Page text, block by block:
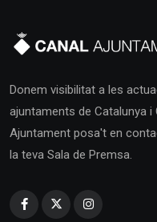
Donem visibilitat a les
ajuntaments de Catalunya
Ajuntament posa't en
la teva Sala de Premsa.